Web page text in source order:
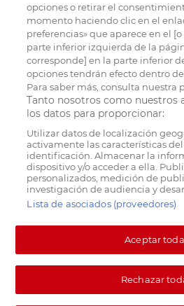
opciones o retirar el
momento haciendo clic en el
preferencias» que aparece en el
parte inferior izquierda de la
corresponde] en la parte inferior
opciones tendrán efecto dentro
Para saber más, consulta nuestra
Tanto nosotros como nuestros
los datos para proporcionar:
Utilizar datos de localización
activamente las características
identificación. Almacenar la
dispositivo y/o acceder a ella.
personalizados, medición de
investigación de audiencia y
Lista de asociados (proveedores)
Aceptar
Rechazar